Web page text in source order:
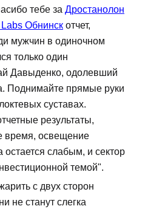
тебе за Дростанолон
Обнинск отчет,
мужчин в одиночном
только один
Давыденко, одолевший
Поднимайте прямые руки
суставах.
результаты,
время, освещение
остается слабым, и сектор
темой".
с двух сторон
не станут слегка